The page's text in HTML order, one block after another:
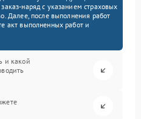
наряд с указанием страховых
Далее, после выполнения работ
акт выполненных работ и
и какой